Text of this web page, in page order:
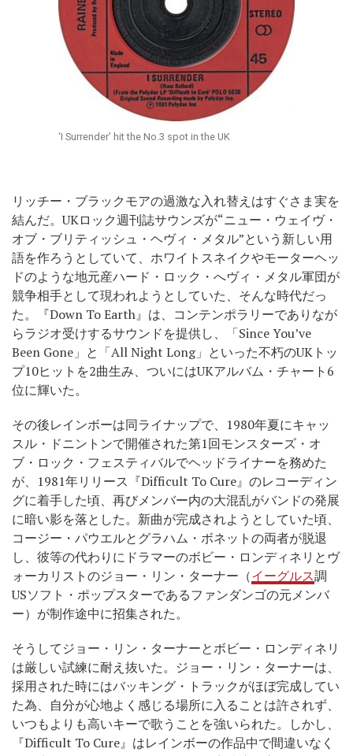
‘I Surrender’ hit the No.3 spot in the UK
リッチー・ブラックモアの過激な入れ替えはすぐさま実を
結んだ。UKロック週刊誌サウンズが“ニュー・ウェイヴ・
オブ・ブリティッシュ・ヘヴィ・メタル”という新しい用
語を作ろうとしていて、ホワイトスネイクやモーターヘッ
ドのような地元産ハード・ロック・へヴィ・メタル軍団が
競争相手として現われようとしていた、そんな時代だっ
た。『Down To Earth』は、コンテンポラリーでありなが
らラジオ受けするサウンドを提供し、「Since You’ve
Been Gone」と「All Night Long」といった不朽のUKトッ
プ10ヒットを2曲生み、ついにはUKアルバム・チャート6
位に輝いた。
その後レインボーは同ライナップで、1980年夏にキャッ
スル・ドニントンで開催された第1回モンスターズ・オ
ブ・ロック・フェスティバルでヘッドライナーを務めた
が、1981年リリース『Difficult To Cure』のレコーディン
グに着手した頃、再びメンバー内の大混乱がバンドの発展
に暗い影を落とした。新曲が完成されようとしていた頃、
コージー・パウエルとグラハム・ボネットの両者が脱退
し、彼等の代わりにドラマーのボビー・ロンディネリとヴ
ォーカリストのジョー・リン・ターナー（イーグルス調
USソフト・ポップスターであるファンダンゴの元メンバ
ー）が制作途中に招集された。
そうしてジョー・リン・ターナーとボビー・ロンディネリ
は厳しい試練に耐え抜いた。ジョー・リン・ターナーは、
採用された時にはバッキング・トラックがほぼ完成してい
た為、自分が心地よく感じる場所に入ることは許されず、
いつもよりも高いキーで歌うことを強いられた。しかし、
『Difficult To Cure』はレインボーの作品中で間違いなく